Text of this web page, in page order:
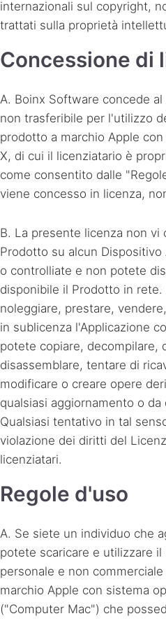
internazionali sul copyright,
trattati sulla proprietà
Concessione di
A. Boinx Software concede
non trasferibile per l'utilizzo
prodotto a marchio Apple
X, di cui il licenziatario è
come consentito dalle
viene concesso in licenza,
B. La presente licenza non vi
Prodotto su alcun
o controlliate e non potete
disponibile il Prodotto in
noleggiare, prestare,
in sublicenza l'Applicazione
potete copiare, decompilare,
disassemblare, tentare di
modificare o creare opere
qualsiasi aggiornamento o da
Qualsiasi tentativo in tal
violazione dei diritti del
licenziatari.
Regole d'uso
A. Se siete un individuo che
potete scaricare e utilizzare
personale e non
marchio Apple con sistema
("Computer Mac") che